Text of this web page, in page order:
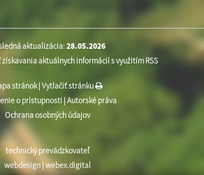
aktualizácia: 28.05.2026
aktuálnych informácií s využitím RSS
stránok| Vytlačiť stránku
o prístupnosti Autorské práva
Ochrana osobných údajov
technický prevádzkovateľ
webdesign webex.digital